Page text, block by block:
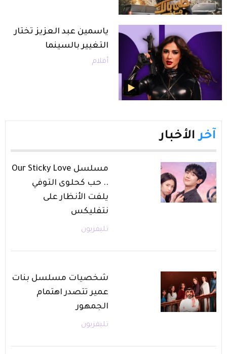
ياسمين عبد العزيز تختار
التغيير بالسينما
أفلام
آخر الأخبار
مسلسل Our Sticky Love
.. حب كحلوى التوفي
يلفت الأنظار على
نتفليكس
تليفزيون
شخصيات مسلسل بنات
عمير تتصدر اهتمام
الجمهور
تليفزيون